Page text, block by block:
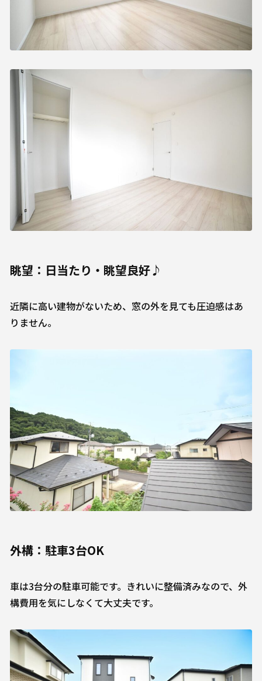
眺望：日当たり・眺望良好♪
近隣に高い建物がないため、窓の外を見ても圧迫感はあ
りません。
外構：駐車3台OK
車は3台分の駐車可能です。きれいに整備済みなので、外
構費用を気にしなくて大丈夫です。